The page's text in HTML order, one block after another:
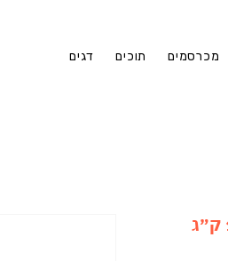
דגים תוכים מכרסמים